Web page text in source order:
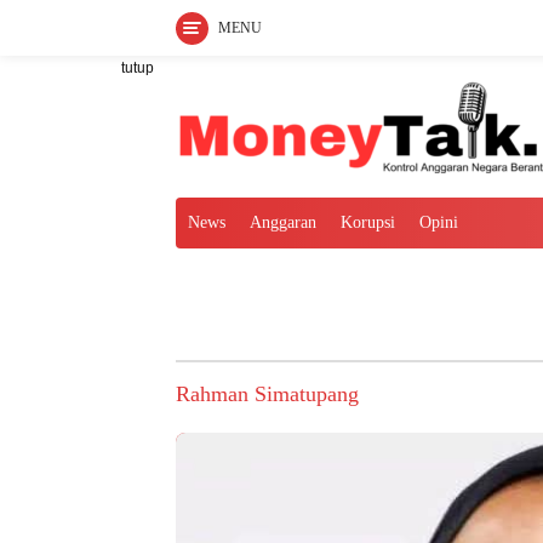
MENU
tutup
News Anggaran Korupsi Opini
Rahman Simatupang